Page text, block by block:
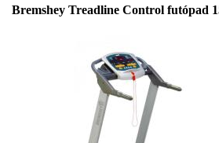
Bremshey Treadline Control futópad